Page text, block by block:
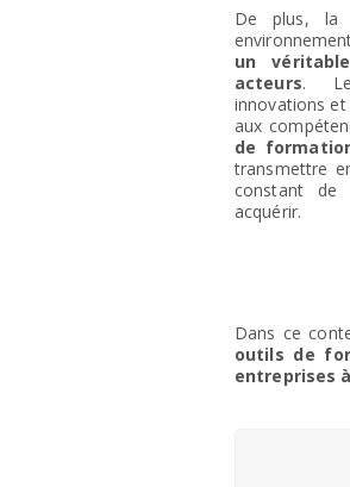
De plus, la
un
acteurs.
innovations
aux
de
transmettre
constant de
acquérir.
Dans ce
outils de
entreprises